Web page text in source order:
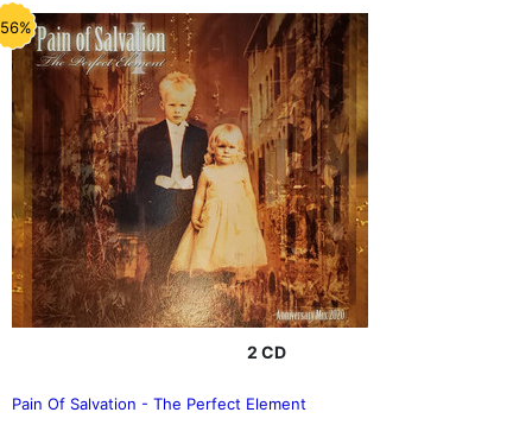
2 CD
Pain Of Salvation - The Perfect Element